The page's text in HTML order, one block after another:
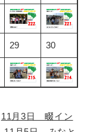
29 30
11月3日 畷イン